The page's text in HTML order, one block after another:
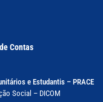
Contas
e Estudantis – PRACE
Social – DICOM